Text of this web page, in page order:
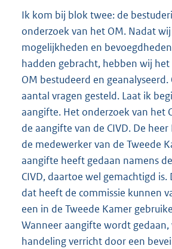
Ik kom bij blok twee: de
onderzoek van het OM. Nadat
mogelijkheden en
hadden gebracht, hebben wij
OM bestudeerd en
aantal vragen gesteld. Laat ik
aangifte. Het onderzoek van het
de aangifte van de CIVD. De
de medewerker van de Tweede
aangifte heeft gedaan namens
CIVD, daartoe wel gemachtigd is.
dat heeft de commissie kunnen
een in de Tweede Kamer
Wanneer aangifte wordt
handeling verricht door een